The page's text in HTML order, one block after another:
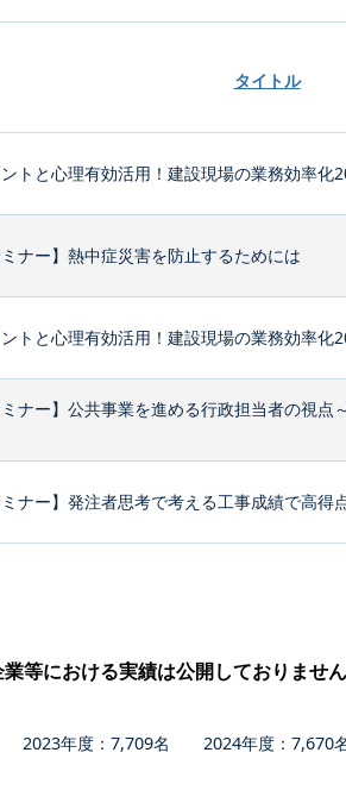
タイトル
トと心理有効活用！建設現場の業務効率化
ミナー】熱中症災害を防止するためには
トと心理有効活用！建設現場の業務効率化
ミナー】公共事業を進める行政担当者の視
ミナー】発注者思考で考える工事成績で高
等における実績は公開しておりません
年度：7,709名 2024年度：7,670